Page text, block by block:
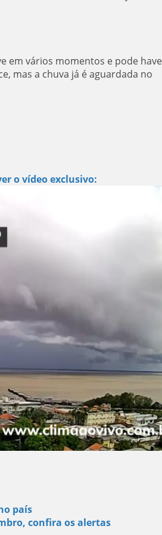
em vários momentos e pode
mas a chuva já é aguardada no
exclusivo:
país
confira os alertas